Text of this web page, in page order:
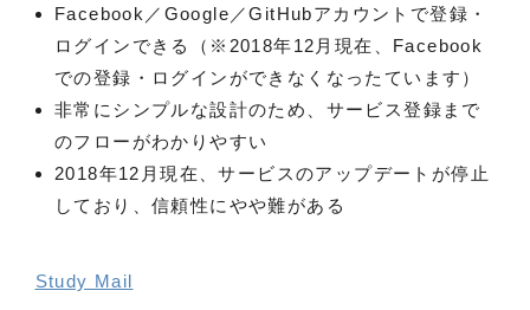
Facebook／Google／GitHubアカウントで登録・
ログインできる（※2018年12月現在、Facebook
での登録・ログインができなくなったています）
非常にシンプルな設計のため、サービス登録まで
のフローがわかりやすい
2018年12月現在、サービスのアップデートが停止
しており、信頼性にやや難がある
Study Mail